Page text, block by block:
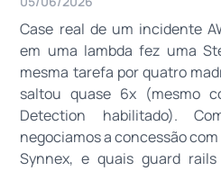
Case real de um incidente
em uma lambda fez uma
mesma tarefa por quatro
saltou quase 6x (mesmo
Detection habilitado).
negociamos a concessão
Synnex, e quais guard